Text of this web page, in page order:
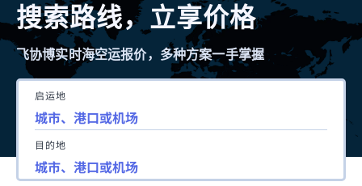
搜索路线，立享价格
飞协博实时海空运报价，多种方案一手掌握
启运地
目的地